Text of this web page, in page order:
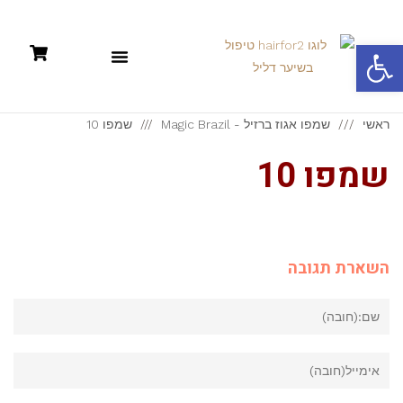
ראשי שמפו אגוז ברזיל - Magic Brazil שמפו 10
שמפו 10
השארת תגובה
פתח סרגל נגישות